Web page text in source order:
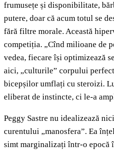
frumusețe și disponibilitate,
putere, doar că acum totul se
fără filtre morale. Această
competiția. „Cînd milioane de
vedea, fiecare își optimizează
aici, „culturile” corpului
bicepșilor umflați cu steroizi.
eliberat de instincte, ci le-a
Peggy Sastre nu idealizează
curentului „manosfera”. Ea
simt marginalizați într-o epocă